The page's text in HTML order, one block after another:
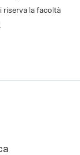
riserva la facoltà